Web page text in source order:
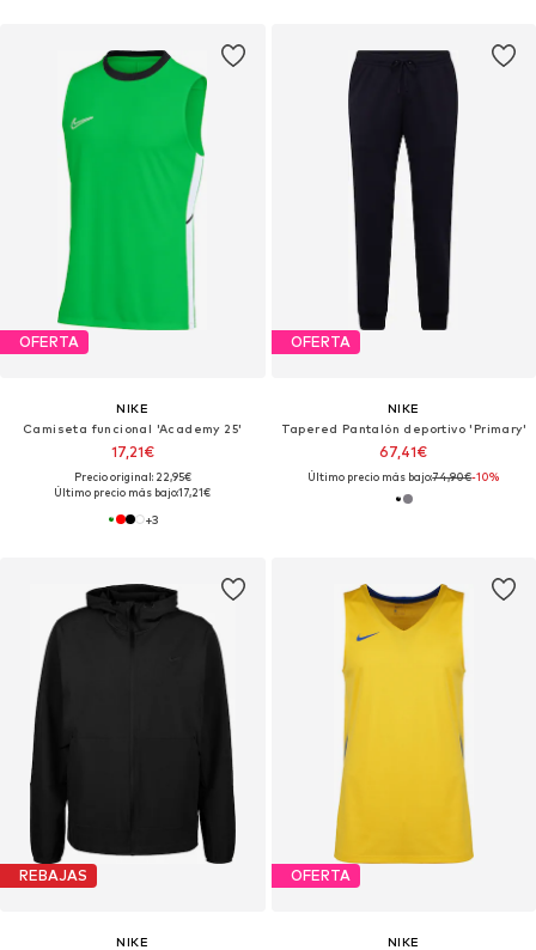
OFERTA
NIKE
Camiseta funcional 'Academy 25'
17,21€
Precio original: 22,95€
Último precio más bajo:17,21€
+3
OFERTA
NIKE
Tapered Pantalón deportivo 'Primary'
67,41€
Último precio más bajo:74,90€-10%
REBAJAS
NIKE
OFERTA
NIKE